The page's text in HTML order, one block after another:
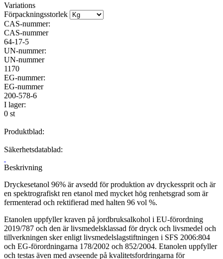
Variations
Förpackningsstorlek
CAS-nummer:
CAS-nummer
64-17-5
UN-nummer:
UN-nummer
1170
EG-nummer:
EG-nummer
200-578-6
I lager:
0 st
Produktblad:
Säkerhetsdatablad:
Beskrivning
Dryckesetanol 96% är avsedd för produktion av dryckessprit och är
en spektrografiskt ren etanol med mycket hög renhetsgrad som är
fermenterad och rektifierad med halten 96 vol %.
Etanolen uppfyller kraven på jordbruksalkohol i EU-förordning
2019/787 och den är livsmedelsklassad för dryck och livsmedel och
tillverkningen sker enligt livsmedelslagstiftningen i SFS 2006:804
och EG-förordningarna 178/2002 och 852/2004. Etanolen uppfyller
och testas även med avseende på kvalitetsfordringarna för